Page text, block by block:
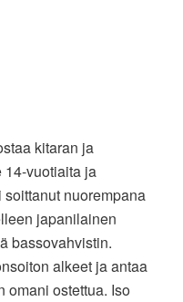
kitaran ja
14-vuotiaita ja
nuorempana
japanilainen
bassovahvistin.
alkeet ja antaa
omani ostettua. Iso